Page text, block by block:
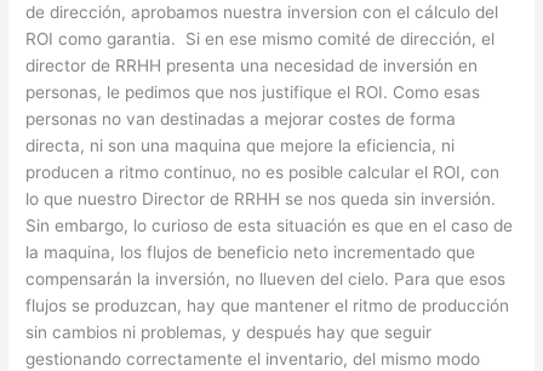
de dirección, aprobamos nuestra inversion con el cálculo del
ROI como garantia. Si en ese mismo comité de dirección, el
director de RRHH presenta una necesidad de inversión en
personas, le pedimos que nos justifique el ROI. Como esas
personas no van destinadas a mejorar costes de forma
directa, ni son una maquina que mejore la eficiencia, ni
producen a ritmo continuo, no es posible calcular el ROI, con
lo que nuestro Director de RRHH se nos queda sin inversión.
Sin embargo, lo curioso de esta situación es que en el caso de
la maquina, los flujos de beneficio neto incrementado que
compensarán la inversión, no llueven del cielo. Para que esos
flujos se produzcan, hay que mantener el ritmo de producción
sin cambios ni problemas, y después hay que seguir
gestionando correctamente el inventario, del mismo modo